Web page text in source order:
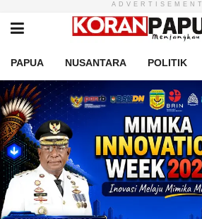
ADVERTISEMENT
PAPUA NUSANTARA POLITIK